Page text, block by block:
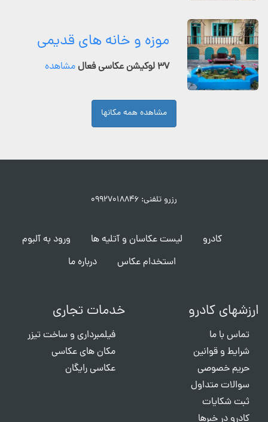
موزه و خانه های قدیمی
۳۷ لوکیشن عکاسی فعال مشاهده
مشاهده همه مکانها
رزرو تلفنی: ۰۹۹۲۷۰۱۸۸۴۶
کادرو لیست عکاسان و آتلیه ها
ورود به آلبوم
استخدام عکاس
درباره ما
ارزشهای کادرو
تماس با ما
شرایط و قوانین
حریم خصوصی
سوالات متداول
ثبت شکایات
کادرو در خبرها
خدمات تجاری
فیلمبرداری و ساخت تیزر
مکان های عکاسی
عکاسی رایگان